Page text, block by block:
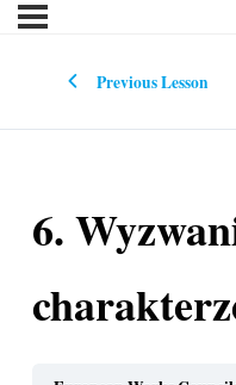
Previous Lesson
6.